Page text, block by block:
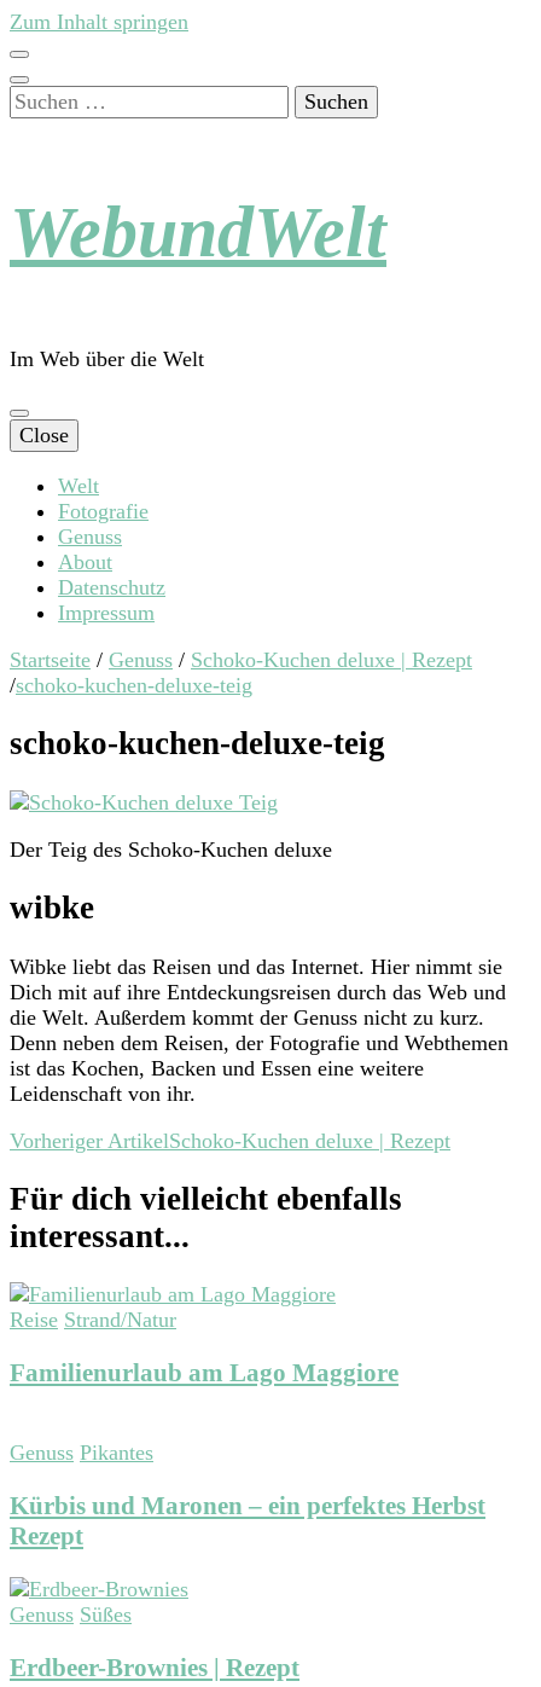
Zum Inhalt springen
Suchen
nach:
WebundWelt
Im Web über die Welt
Close
Welt
Fotografie
Genuss
About
Datenschutz
Impressum
Startseite / Genuss / Schoko-Kuchen deluxe | Rezept
/schoko-kuchen-deluxe-teig
schoko-kuchen-deluxe-teig
Der Teig des Schoko-Kuchen deluxe
wibke
Wibke liebt das Reisen und das Internet. Hier nimmt sie
Dich mit auf ihre Entdeckungsreisen durch das Web und
die Welt. Außerdem kommt der Genuss nicht zu kurz.
Denn neben dem Reisen, der Fotografie und Webthemen
ist das Kochen, Backen und Essen eine weitere
Leidenschaft von ihr.
Beitragsnavigation
Vorheriger ArtikelSchoko-Kuchen deluxe | Rezept
Für dich vielleicht ebenfalls
interessant...
Reise Strand/Natur
Familienurlaub am Lago Maggiore
Genuss Pikantes
Kürbis und Maronen – ein perfektes Herbst
Rezept
Genuss Süßes
Erdbeer-Brownies | Rezept